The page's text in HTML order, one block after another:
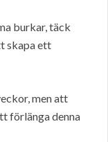
burkar, täck
skapa ett
men att
förlänga denna